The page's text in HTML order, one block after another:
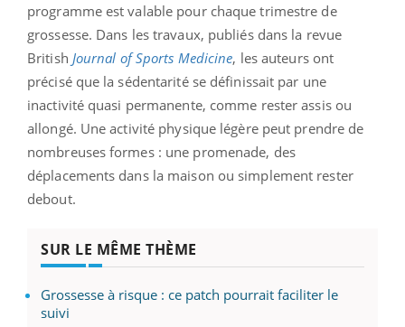
programme est valable pour chaque trimestre de
grossesse. Dans les travaux, publiés dans la revue
British Journal of Sports Medicine, les auteurs ont
précisé que la sédentarité se définissait par une
inactivité quasi permanente, comme rester assis ou
allongé. Une activité physique légère peut prendre de
nombreuses formes : une promenade, des
déplacements dans la maison ou simplement rester
debout.
SUR LE MÊME THÈME
Grossesse à risque : ce patch pourrait faciliter le
suivi